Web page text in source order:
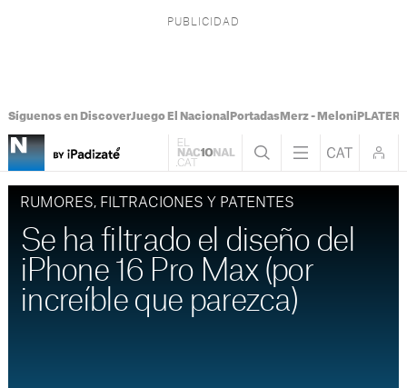
Síguenos en DiscoverJuego El Nacional PortadasMerz - Meloni
RUMORES, FILTRACIONES Y PATENTES
Se ha filtrado el diseño del
iPhone 16 Pro Max (por
increíble que parezca)